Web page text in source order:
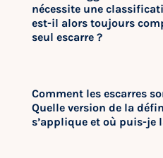
nécessite une
est-il alors toujours
seul escarre ?
Comment les escarres
Quelle version de la
s’applique et où puis-je